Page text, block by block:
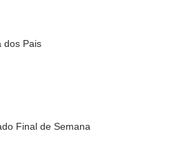
dos Pais
Final de Semana